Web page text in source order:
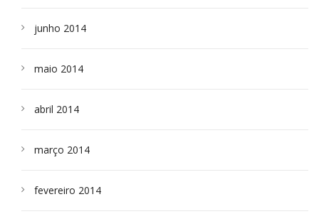
junho 2014
maio 2014
abril 2014
março 2014
fevereiro 2014